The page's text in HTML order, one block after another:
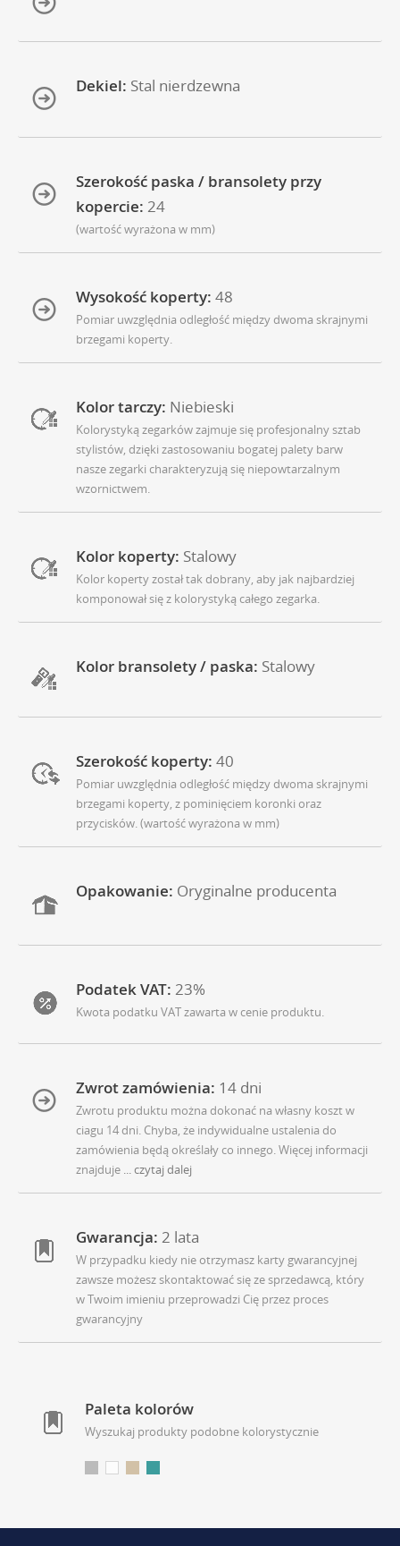
Dekiel: Stal nierdzewna
Szerokość paska / bransolety przy
kopercie: 24
(wartość wyrażona w mm)
Wysokość koperty: 48
Pomiar uwzględnia odległość między dwoma skrajnymi
brzegami koperty.
Kolor tarczy: Niebieski
Kolorystyką zegarków zajmuje się profesjonalny sztab
stylistów, dzięki zastosowaniu bogatej palety barw
nasze zegarki charakteryzują się niepowtarzalnym
wzornictwem.
Kolor koperty: Stalowy
Kolor koperty został tak dobrany, aby jak najbardziej
komponował się z kolorystyką całego zegarka.
Kolor bransolety / paska: Stalowy
Szerokość koperty: 40
Pomiar uwzględnia odległość między dwoma skrajnymi
brzegami koperty, z pominięciem koronki oraz
przycisków. (wartość wyrażona w mm)
Opakowanie: Oryginalne producenta
Podatek VAT: 23%
Kwota podatku VAT zawarta w cenie produktu.
Zwrot zamówienia: 14 dni
Zwrotu produktu można dokonać na własny koszt w
ciagu 14 dni. Chyba, że indywidualne ustalenia do
zamówienia będą określały co innego. Więcej informacji
znajduje ... czytaj dalej
Gwarancja: 2 lata
W przypadku kiedy nie otrzymasz karty gwarancyjnej
zawsze możesz skontaktować się ze sprzedawcą, który
w Twoim imieniu przeprowadzi Cię przez proces
gwarancyjny
Paleta kolorów
Wyszukaj produkty podobne kolorystycznie